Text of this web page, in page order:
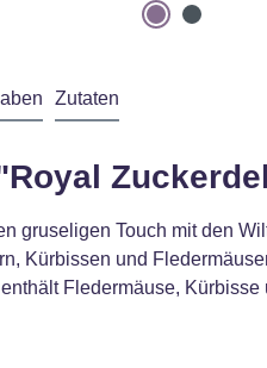
Zutaten
gruseligen Touch mit den
Kürbissen und
Fledermäuse,